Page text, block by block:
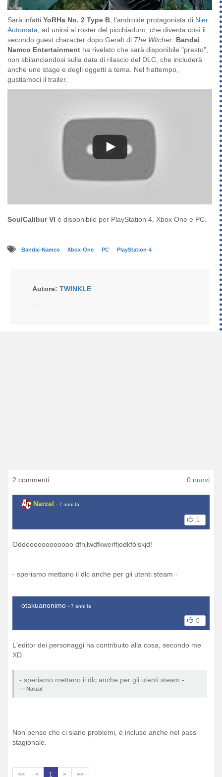
Sarà infatti YoRHa No. 2 Type B , l'androide protagonista di Nier:
Automata , ad unirsi al roster del picchiaduro, che diventa così il
secondo guest character dopo Geralt di The Witcher Bandai
Namco Entertainment ha rivelato che sarà disponibile "presto",
non sbilanciandosi sulla data di rilascio del DLC, che includerà
anche uno stage e degli oggetti a tema. Nel frattempo,
gustiamoci il trailer.
SoulCalibur VI è disponibile per PlayStation 4, Xbox One e PC.
Bandai-Namco Xbox-One PC PlayStation-4
Autore: TWINKLE
2 commenti 0 nuovi
Narzal - 7 anni fa
1
Oddeooooooooooo dfnjlwdfkwerlfjodkfòlskjd!
- speriamo mettano il dlc anche per gli utenti steam -
otakuanonimo - 7 anni fa
0
L'editor dei personaggi ha contribuito alla cosa, secondo me
XD
- speriamo mettano il dlc anche per gli utenti steam -
Narzal
Non penso che ci siano problemi, è incluso anche nel pass
stagionale.
<< < 1 > >>